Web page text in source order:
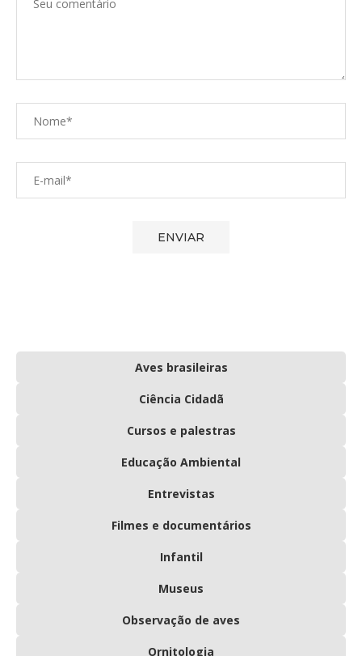
Aves brasileiras
Ciência Cidadã
Cursos e palestras
Educação Ambiental
Entrevistas
Filmes e documentários
Infantil
Museus
Observação de aves
Ornitologia